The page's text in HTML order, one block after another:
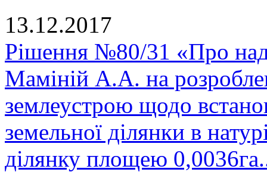
13.12.2017
Рішення №80/31 «Про
Маміній А.А. на
землеустрою щодо
земельної ділянки в
ділянку площею